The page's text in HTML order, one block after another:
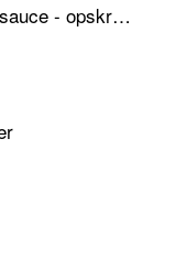
Andesteg med æbler, svesker og sauce - opskrift også til jul